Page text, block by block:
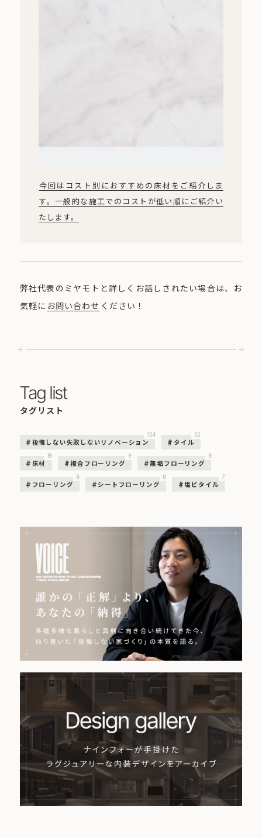
今回はコスト別におすすめの床材をご紹介しま
す。一般的な施工でのコストが低い順にご紹介い
たします。
弊社代表のミヤモトと詳しくお話しされたい場合は、お
気軽に お問い合わせ ください！
Tag list
タグリスト
後悔しない失敗しないリノベーション
124
タイル
52
床材
19
複合フローリング
9
無垢フローリング
9
フローリング
8
シートフローリング
8
塩ビタイル
7